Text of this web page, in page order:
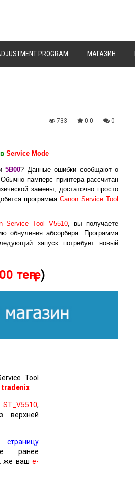
PROGRAM МАГАЗИН
733 0.0 0
Service Mode
5B00? Данные ошибки сообщают о
памперс принтера рассчитан
замены, достаточно просто
программа Canon Service Tool
Service Tool V5510, вы получаете
обнуления абсорбера. Программа
запуск потребует новый
теңге)
Tool
tradenix
ST_V5510,
верхней
страницу
ранее
же ваш e-